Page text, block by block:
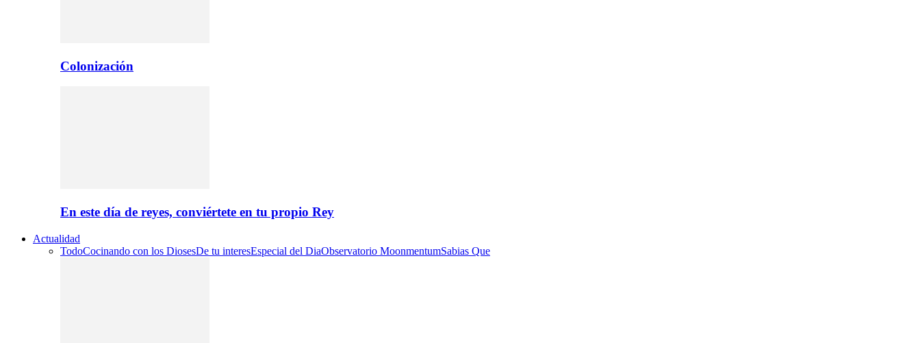
Colonización
En este día de reyes, conviértete en tu propio Rey
Actualidad
TodoCocinando con los DiosesDe tu interesEspecial del DiaObservatorio MoonmentumSabias Que